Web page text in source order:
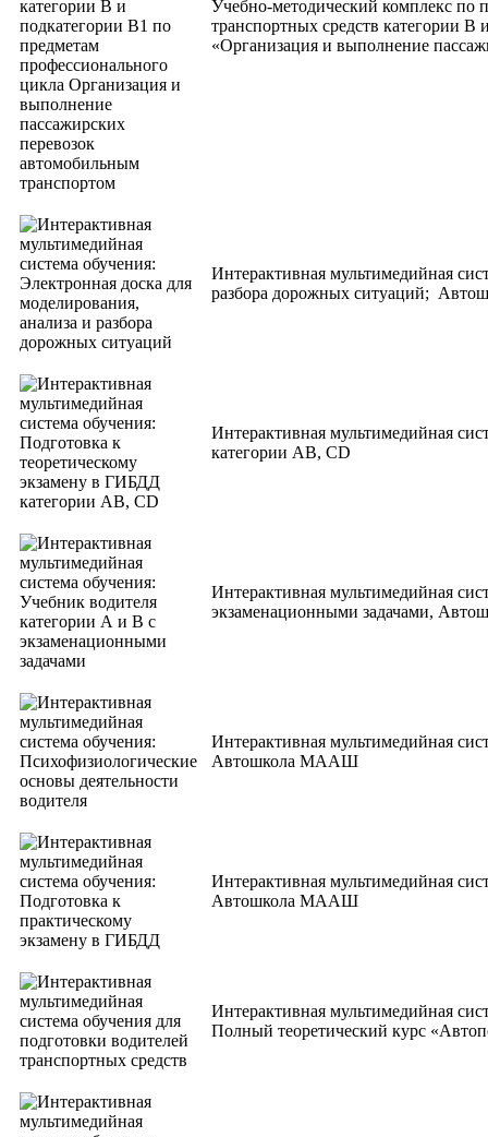
Учебно-методический комплекс по
транспортных средств категории
«Организация и выполнение
Интерактивная мультимедийная
разбора дорожных ситуаций;
Интерактивная мультимедийная
категории АВ, СD
Интерактивная мультимедийная
экзаменационными задачами,
Интерактивная мультимедийная
Автошкола МААШ
Интерактивная мультимедийная
Автошкола МААШ
Интерактивная мультимедийная
Полный теоретический курс